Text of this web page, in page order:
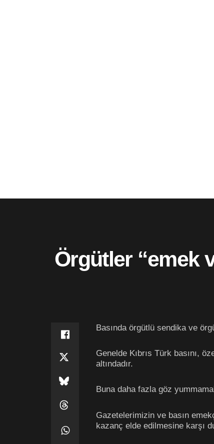
Örgütler “emek
Basında örgütlü sendika ve
Genelde Kıbrıs Türk basını,
altındadır.
Buna daha fazla göz
Gazetelerimizin ve basın
kazanç elde edilmesine karşı